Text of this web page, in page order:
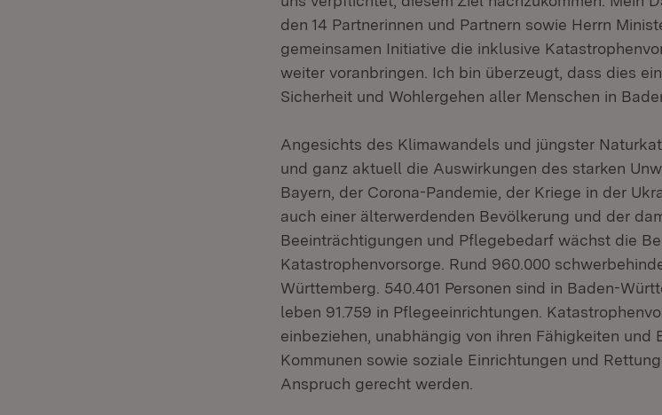
den 14 Partnerinnen und Partnern sowie Herrn
gemeinsamen Initiative die inklusive
weiter voranbringen. Ich bin überzeugt, dass dies
Sicherheit und Wohlergehen aller Menschen in
Angesichts des Klimawandels und jüngster
und ganz aktuell die Auswirkungen des starken
Bayern, der Corona-Pandemie, der Kriege in der
auch einer älterwerdenden Bevölkerung und der
Beeinträchtigungen und Pflegebedarf wächst die
Katastrophenvorsorge. Rund 960.000
Württemberg. 540.401 Personen sind in Baden-
leben 91.759 in Pflegeeinrichtungen.
einbeziehen, unabhängig von ihren Fähigkeiten und
Kommunen sowie soziale Einrichtungen und
Anspruch gerecht werden.